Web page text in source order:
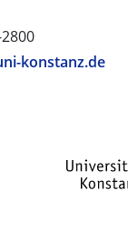
konstanz.de